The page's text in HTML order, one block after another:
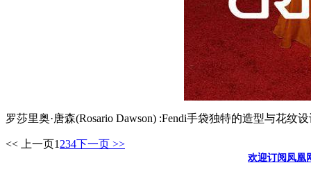
罗莎里奥·唐森(Rosario Dawson) :Fendi手袋独特的造型与花纹
<< 上一页1 234下一页 >>
欢迎订阅凤凰